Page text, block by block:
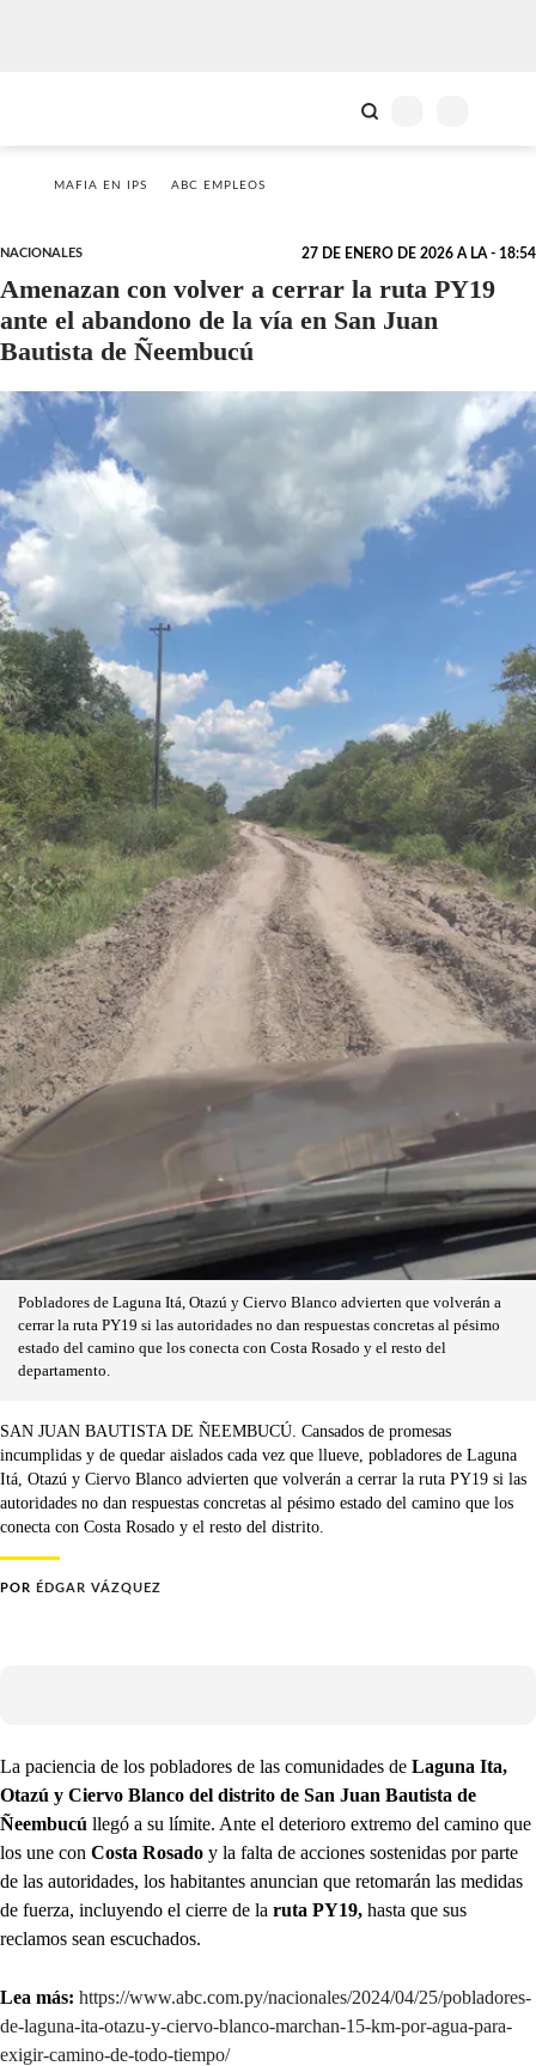
MAFIA EN IPS ABC EMPLEOS
NACIONALES 27 DE ENERO DE 2026 A LA - 18:54
Amenazan con volver a cerrar la ruta PY19
ante el abandono de la vía en San Juan
Bautista de Ñeembucú
Pobladores de Laguna Itá, Otazú y Ciervo Blanco advierten que volverán a
cerrar la ruta PY19 si las autoridades no dan respuestas concretas al pésimo
estado del camino que los conecta con Costa Rosado y el resto del
departamento.
SAN JUAN BAUTISTA DE ÑEEMBUCÚ. Cansados de promesas
incumplidas y de quedar aislados cada vez que llueve, pobladores de Laguna
Itá, Otazú y Ciervo Blanco advierten que volverán a cerrar la ruta PY19 si las
autoridades no dan respuestas concretas al pésimo estado del camino que los
conecta con Costa Rosado y el resto del distrito.
POR ÉDGAR VÁZQUEZ
La paciencia de los pobladores de las comunidades de Laguna Ita,
Otazú y Ciervo Blanco del distrito de San Juan Bautista de
Ñeembucú llegó a su límite. Ante el deterioro extremo del camino que
los une con Costa Rosado y la falta de acciones sostenidas por parte
de las autoridades, los habitantes anuncian que retomarán las medidas
de fuerza, incluyendo el cierre de la ruta PY19, hasta que sus
reclamos sean escuchados.
Lea más: https://www.abc.com.py/nacionales/2024/04/25/pobladores-
de-laguna-ita-otazu-y-ciervo-blanco-marchan-15-km-por-agua-para-
exigir-camino-de-todo-tiempo/